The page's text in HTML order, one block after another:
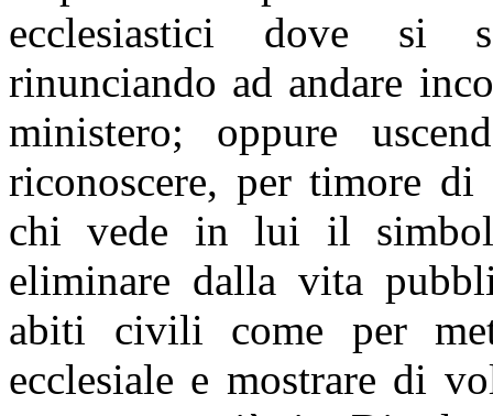
ecclesiastici dove si
rinunciando ad andare
ministero; oppure
riconoscere, per timore di
chi vede in lui il
eliminare dalla vita
abiti civili come per
ecclesiale e mostrare di